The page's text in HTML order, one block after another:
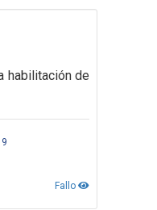
habilitación de
Fallo